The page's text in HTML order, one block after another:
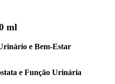
ml
e Bem-Estar
e Função Urinária